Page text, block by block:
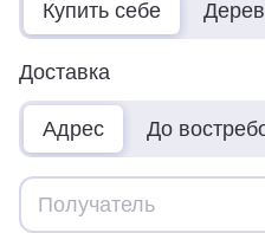
Купить себе
Доставка
Адрес До